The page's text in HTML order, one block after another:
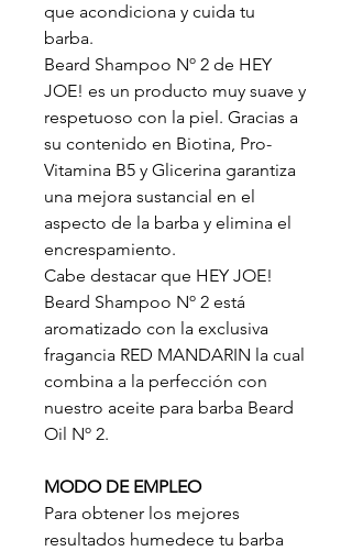
que acondiciona y cuida tu
barba.
Beard Shampoo Nº 2 de HEY
JOE! es un producto muy suave y
respetuoso con la piel. Gracias a
su contenido en Biotina, Pro-
Vitamina B5 y Glicerina garantiza
una mejora sustancial en el
aspecto de la barba y elimina el
encrespamiento.
Cabe destacar que HEY JOE!
Beard Shampoo Nº 2 está
aromatizado con la exclusiva
fragancia RED MANDARIN la cual
combina a la perfección con
nuestro aceite para barba Beard
Oil Nº 2.
MODO DE EMPLEO
Para obtener los mejores
resultados humedece tu barba